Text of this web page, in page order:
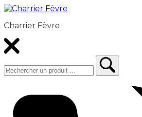
Charrier Fèvre